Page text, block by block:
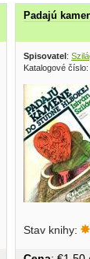
Padajú
Spisovatel:
Katalogové číslo:
Stav knihy: